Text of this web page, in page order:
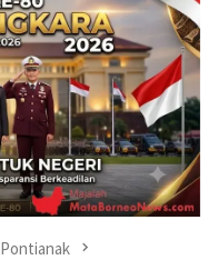
Pontianak